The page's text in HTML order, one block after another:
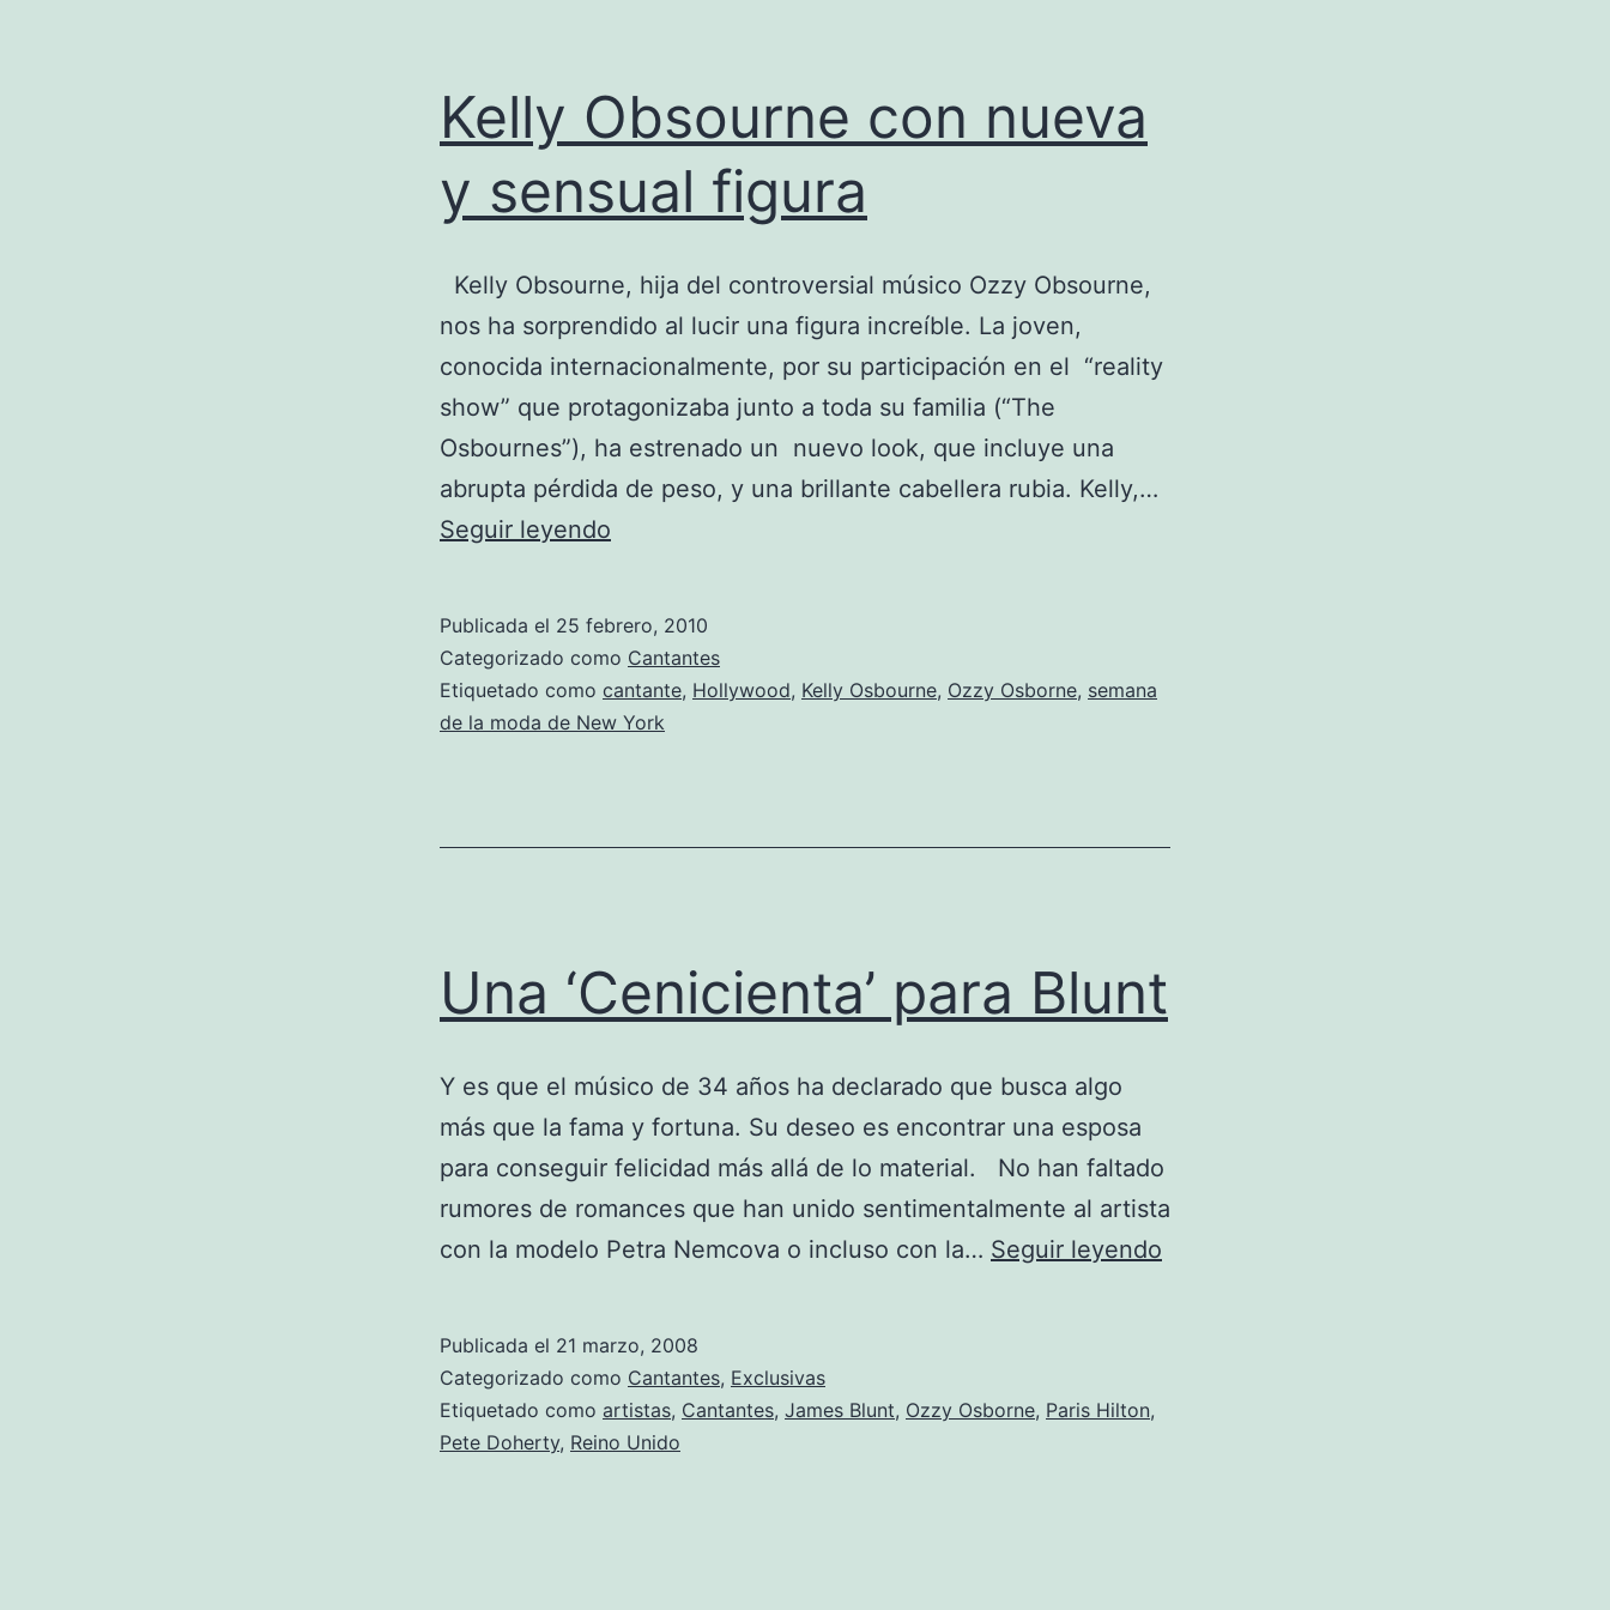
Kelly Obsourne con nueva
y sensual figura
Kelly Obsourne, hija del controversial músico Ozzy Obsourne,
nos ha sorprendido al lucir una figura increíble. La joven,
conocida internacionalmente, por su participación en el “reality
show” que protagonizaba junto a toda su familia (“The
Osbournes”), ha estrenado un nuevo look, que incluye una
abrupta pérdida de peso, y una brillante cabellera rubia. Kelly,…
Seguir leyendo
nueva
y
sensual
Publicada el 25 febrero, 2010
Categorizado como Cantantes
Etiquetado como cantante, Hollywood, Kelly Osbourne, Ozzy Osborne, semana
de la moda de New York
Una ‘Cenicienta’ para Blunt
Y es que el músico de 34 años ha declarado que busca algo
más que la fama y fortuna. Su deseo es encontrar una esposa
para conseguir felicidad más allá de lo material. No han faltado
rumores de romances que han unido sentimentalmente al artista
con la modelo Petra Nemcova o incluso con la… Seguir leyendo
Publicada el 21 marzo, 2008
Categorizado como Cantantes, Exclusivas
Etiquetado como artistas, Cantantes, James Blunt, Ozzy Osborne, Paris Hilton,
Pete Doherty, Reino Unido